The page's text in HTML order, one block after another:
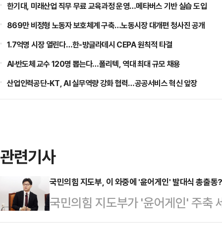
한기대, 미래산업 직무 무료 교육과정 운영…메타버스 기반 실습 도입
869만 비정형 노동자 보호체계 구축…노동시장 대개편 청사진 공개
1.7억명 시장 열린다…한-방글라데시 CEPA 원칙적 타결
AI·반도체 교수 120명 뽑는다…폴리텍, 역대 최대 규모 채용
산업인력공단-KT, AI 실무역량 강화 협력…공공서비스 혁신 앞장
관련기사
국민의힘 지도부, 이 와중에 '윤어게인' 발대식 총출
국민의힘 지도부가 '윤어게인' 주축
모습을 놓고 한동훈 전 대표가 일